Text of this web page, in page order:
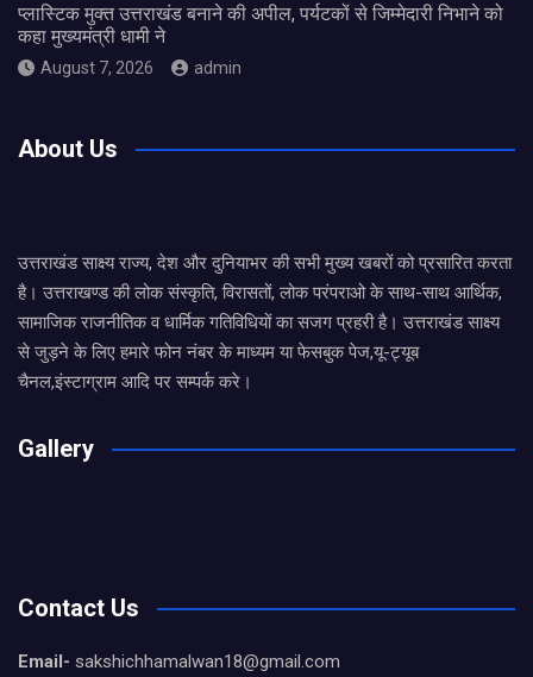
प्लास्टिक मुक्त उत्तराखंड बनाने की अपील, पर्यटकों से जिम्मेदारी निभाने को
कहा मुख्यमंत्री धामी ने
August 7, 2026 admin
About Us
उत्तराखंड साक्ष्य राज्य, देश और दुनियाभर की सभी मुख्य खबरों को प्रसारित करता
है। उत्तराखण्ड की लोक संस्कृति, विरासतों, लोक परंपराओ के साथ-साथ आर्थिक,
सामाजिक राजनीतिक व धार्मिक गतिविधियों का सजग प्रहरी है। उत्तराखंड साक्ष्य
से जुड़ने के लिए हमारे फोन नंबर के माध्यम या फेसबुक पेज,यू-ट्यूब
चैनल,इंस्टाग्राम आदि पर सम्पर्क करे।
Gallery
Contact Us
Email- sakshichhamalwan18@gmail.com